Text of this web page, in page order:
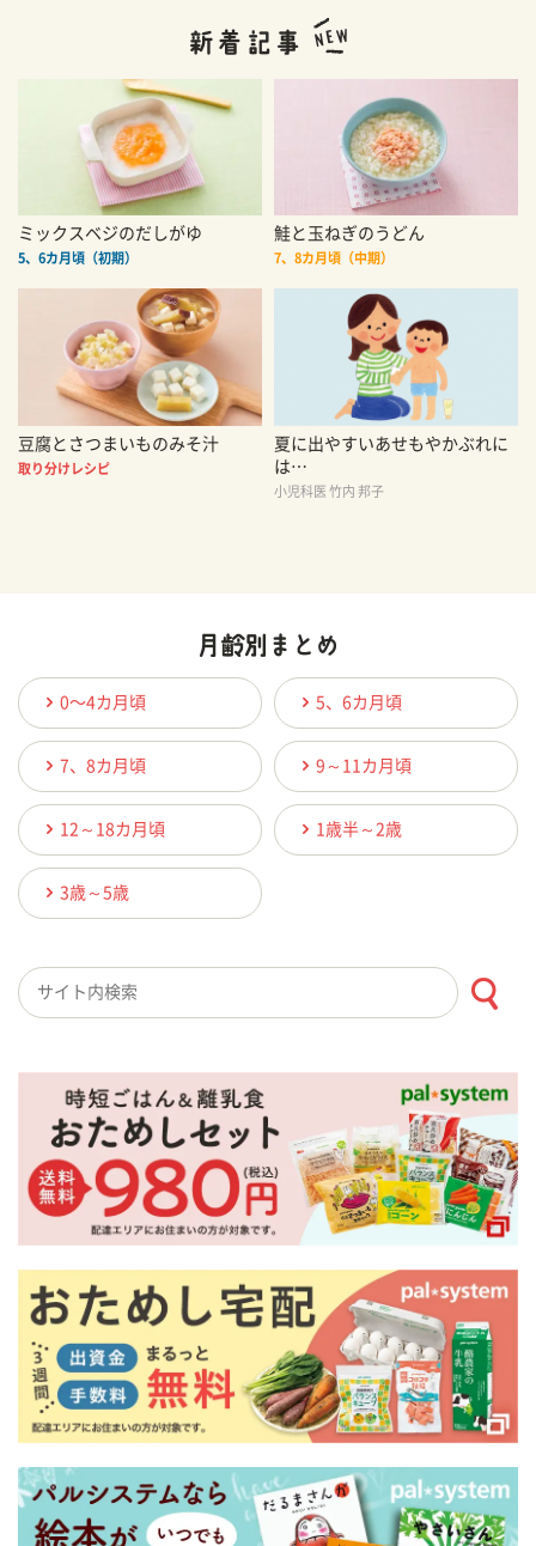
ミックスベジのだしがゆ
5、6カ月頃（初期）
鮭と玉ねぎのうどん
7、8カ月頃（中期）
豆腐とさつまいものみそ汁
取り分けレシピ
夏に出やすいあせもやかぶれに
は…
小児科医 竹内 邦子
0〜4カ月頃 5、6カ月頃
7、8カ月頃 9～11カ月頃
12～18カ月頃 1歳半～2歳
3歳～5歳
検索キーワード入力